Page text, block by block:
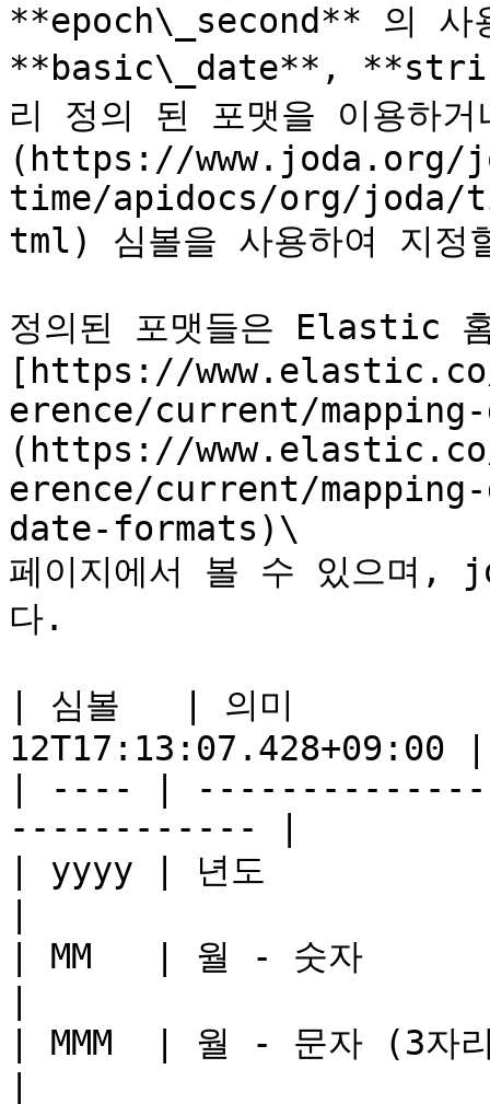
**epoch\_second** 의 사
**basic\_date**,
리 정의 된 포맷을 이용
(https://www.joda.org/
time/apidocs/org/joda/
tml) 심볼을 사용하여 지정
정의된 포맷들은 Elastic
[https://
erence/current/
(https://
erence/current/
date-formats)\
페이지에서 볼 수 있으며,
다.
| 심볼   | 의미
12T17:13:07.428+09:00 |
| ---- |
------------ |
| yyyy | 년도
| MM   | 월 - 숫자
| MMM  | 월 - 문자 (3